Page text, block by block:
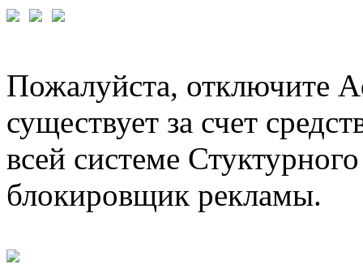
Пожалуйста, отключите
существует за счет
всей системе
блокировщик рекламы.